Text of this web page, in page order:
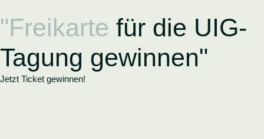
Inhalt
springen
"Freikarte für die UIG-
Tagung gewinnen"
Jetzt Ticket gewinnen!